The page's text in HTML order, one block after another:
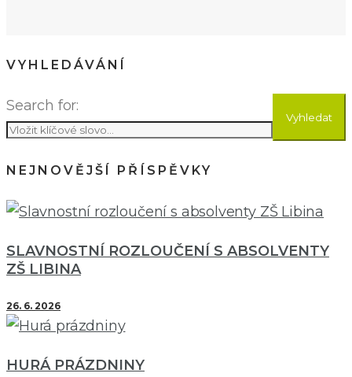
VYHLEDÁVÁNÍ
Search for:
Vyhledat
NEJNOVĚJŠÍ PŘÍSPĚVKY
SLAVNOSTNÍ ROZLOUČENÍ S ABSOLVENTY
ZŠ LIBINA
26. 6. 2026
HURÁ PRÁZDNINY